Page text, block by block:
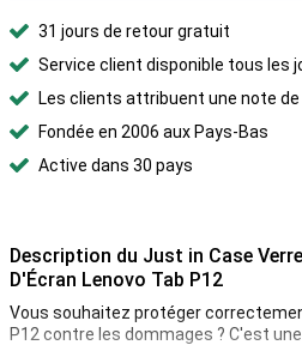
31 jours de retour gratuit
Service client disponible tous les
Les clients attribuent une note
Fondée en 2006 aux Pays-Bas
Active dans 30 pays
Description du Just in Case
D'Écran Lenovo Tab P12
Vous souhaitez protéger
P12 contre les dommages ? C'est